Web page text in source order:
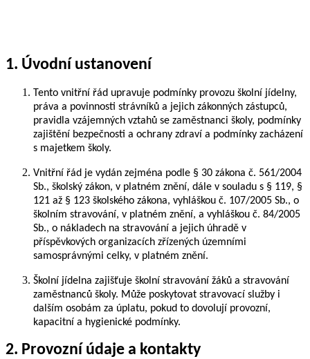
1. Úvodní ustanovení
Tento vnitřní řád upravuje podmínky provozu školní jídelny,
práva a povinnosti strávníků a jejich zákonných zástupců,
pravidla vzájemných vztahů se zaměstnanci školy, podmínky
zajištění bezpečnosti a ochrany zdraví a podmínky zacházení
s majetkem školy.
Vnitřní řád je vydán zejména podle § 30 zákona č. 561/2004
Sb., školský zákon, v platném znění, dále v souladu s § 119, §
121 až § 123 školského zákona, vyhláškou č. 107/2005 Sb., o
školním stravování, v platném znění, a vyhláškou č. 84/2005
Sb., o nákladech na stravování a jejich úhradě v
příspěvkových organizacích zřízených územními
samosprávnými celky, v platném znění.
Školní jídelna zajišťuje školní stravování žáků a stravování
zaměstnanců školy. Může poskytovat stravovací služby i
dalším osobám za úplatu, pokud to dovolují provozní,
kapacitní a hygienické podmínky.
2. Provozní údaje a kontakty